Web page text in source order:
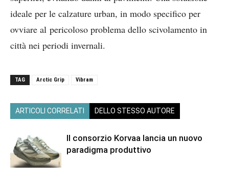
ideale per le calzature urban, in modo specifico per
ovviare al pericoloso problema dello scivolamento in
città nei periodi invernali.
TAG Arctic Grip Vibram
ARTICOLI CORRELATI DELLO STESSO AUTORE
Il consorzio Korvaa lancia un nuovo
paradigma produttivo